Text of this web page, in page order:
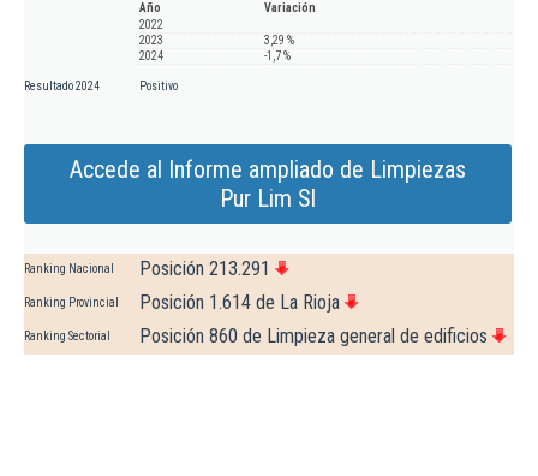
Año
Variación
2022
2023
3,29 %
2024
-1,7 %
Resultado 2024 Positivo
Accede al Informe ampliado de Limpiezas
Pur Lim Sl
Ranking Nacional Posición 213.291
Ranking Provincial Posición 1.614 de La Rioja
Ranking Sectorial Posición 860 de Limpieza general de edificios